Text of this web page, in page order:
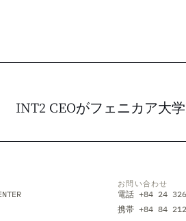
INT2 CEOがフェニカア大
お問い合わせ
電話 +84 24
携帯 +84 84 212